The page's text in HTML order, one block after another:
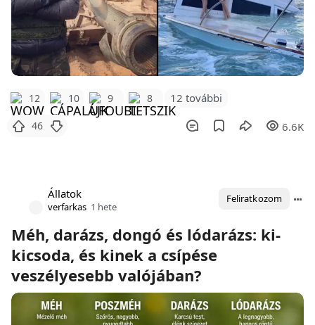
12 10 9 8 12 további
46 6.6K
Állatok
verfarkas 1 hete
Feliratkozom
Méh, darázs, dongó és lódarázs: ki-
kicsoda, és kinek a csípése
veszélyesebb valójában?